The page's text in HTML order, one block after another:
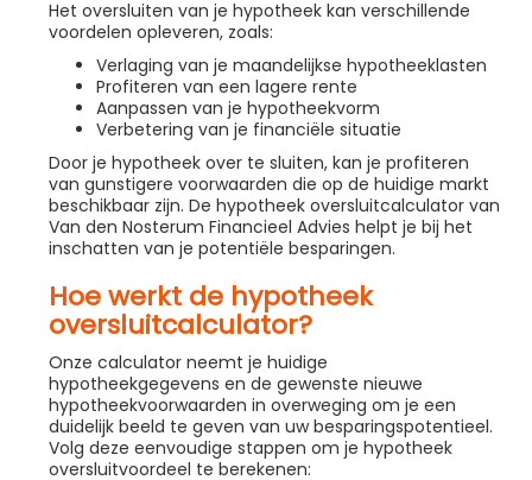
Het oversluiten van je hypotheek kan verschillende
voordelen opleveren, zoals:
Verlaging van je maandelijkse hypotheeklasten
Profiteren van een lagere rente
Aanpassen van je hypotheekvorm
Verbetering van je financiële situatie
Door je hypotheek over te sluiten, kan je profiteren
van gunstigere voorwaarden die op de huidige markt
beschikbaar zijn. De hypotheek oversluitcalculator van
Van den Nosterum Financieel Advies helpt je bij het
inschatten van je potentiële besparingen.
Hoe werkt de hypotheek
oversluitcalculator?
Onze calculator neemt je huidige
hypotheekgegevens en de gewenste nieuwe
hypotheekvoorwaarden in overweging om je een
duidelijk beeld te geven van uw besparingspotentieel.
Volg deze eenvoudige stappen om je hypotheek
oversluitvoordeel te berekenen: